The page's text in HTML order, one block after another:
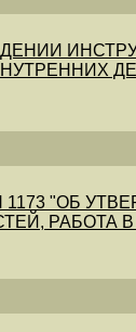
1173 "ОБ
РАБОТА